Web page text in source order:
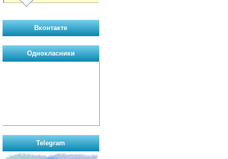
Вконтакте
Однокласники
Telegram